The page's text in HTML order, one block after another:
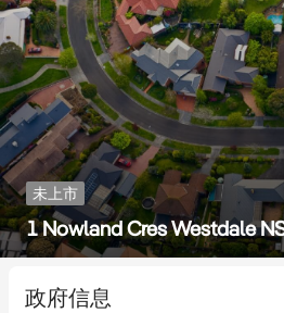
未上市
1 Nowland Cres Westdale
政府信息